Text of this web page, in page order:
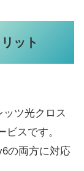
ット
ツ光クロス
スです。
の両方に対応